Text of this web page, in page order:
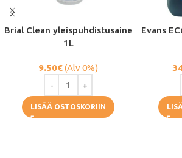
Brial Clean yleispuhdistusaine
1L
9.50€(Alv 0%)
LISÄÄ OSTOSKORIIN
Evans